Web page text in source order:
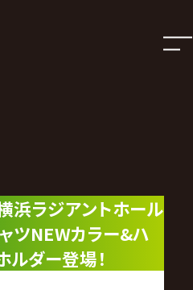
浜ラジアントホール
ツNEWカラー&ハ
ルダー登場！